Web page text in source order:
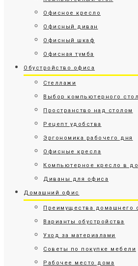
Офисное кресло
Офисный диван
Офисный шкаф
Офисная тумба
Обустройство офиса
Стеллажи
Выбор компьютерного
Пространство над столом
Рецепт удобства
Эргономика рабочего дня
Офисные кресла
Компьютерное кресло в
Диваны для офиса
Домашний офис
Преимущества домашнего
Варианты обустройства
Уход за материалами
Советы по покупке мебели
Рабочее место дома